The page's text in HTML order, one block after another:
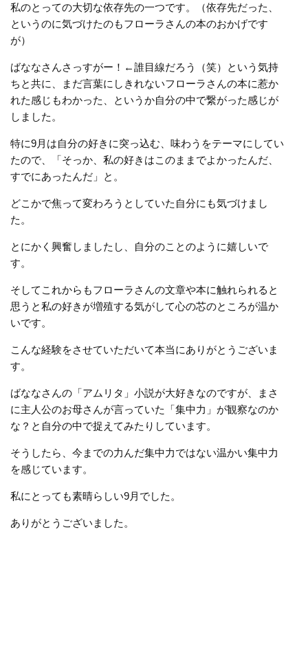
私のとっての大切な依存先の一つです。（依存先だった、
というのに気づけたのもフローラさんの本のおかげです
が）
ばななさんさっすがー！←誰目線だろう（笑）という気持
ちと共に、まだ言葉にしきれないフローラさんの本に惹か
れた感じもわかった、というか自分の中で繋がった感じが
しました。
特に9月は自分の好きに突っ込む、味わうをテーマにしてい
たので、「そっか、私の好きはこのままでよかったんだ、
すでにあったんだ」と。
どこかで焦って変わろうとしていた自分にも気づけまし
た。
とにかく興奮しましたし、自分のことのように嬉しいで
す。
そしてこれからもフローラさんの文章や本に触れられると
思うと私の好きが増殖する気がして心の芯のところが温か
いです。
こんな経験をさせていただいて本当にありがとうございま
す。
ばななさんの「アムリタ」小説が大好きなのですが、まさ
に主人公のお母さんが言っていた「集中力」が観察なのか
な？と自分の中で捉えてみたりしています。
そうしたら、今までの力んだ集中力ではない温かい集中力
を感じています。
私にとっても素晴らしい9月でした。
ありがとうございました。